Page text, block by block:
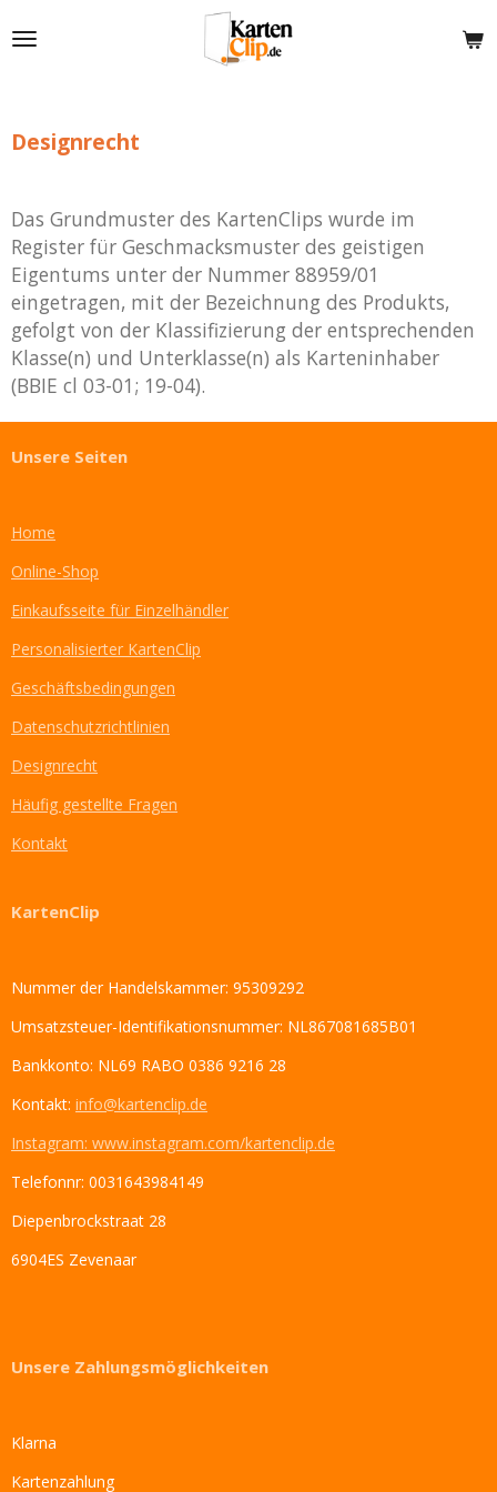
Hauptinhalt
Designrecht
Das Grundmuster des KartenClips wurde im
Register für Geschmacksmuster des geistigen
Eigentums unter der Nummer 88959/01
eingetragen, mit der Bezeichnung des Produkts,
gefolgt von der Klassifizierung der entsprechenden
Klasse(n) und Unterklasse(n) als Karteninhaber
(BBIE cl 03-01; 19-04).
Unsere Seiten
Home
Online-Shop
Einkaufsseite für Einzelhändler
Personalisierter KartenClip
Geschäftsbedingungen
Datenschutzrichtlinien
Designrecht
Häufig gestellte Fragen
Kontakt
KartenClip
Nummer der Handelskammer: 95309292
Umsatzsteuer-Identifikationsnummer: NL867081685B01
Bankkonto: NL69 RABO 0386 9216 28
Kontakt: info@kartenclip.de
Instagram: www.instagram.com/kartenclip.de
Telefonnr: 0031643984149
Diepenbrockstraat 28
6904ES Zevenaar
Unsere Zahlungsmöglichkeiten
Klarna
Kartenzahlung